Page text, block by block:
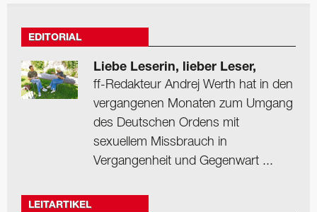
EDITORIAL
Liebe Leserin, lieber Leser,
ff-Redakteur Andrej Werth hat in den
vergangenen Monaten zum Umgang
des Deutschen Ordens mit
sexuellem Missbrauch in
Vergangenheit und Gegenwart ...
LEITARTIKEL